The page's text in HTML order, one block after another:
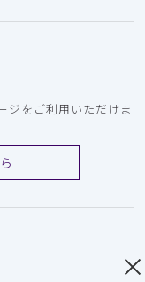
ジをご利用いただけま